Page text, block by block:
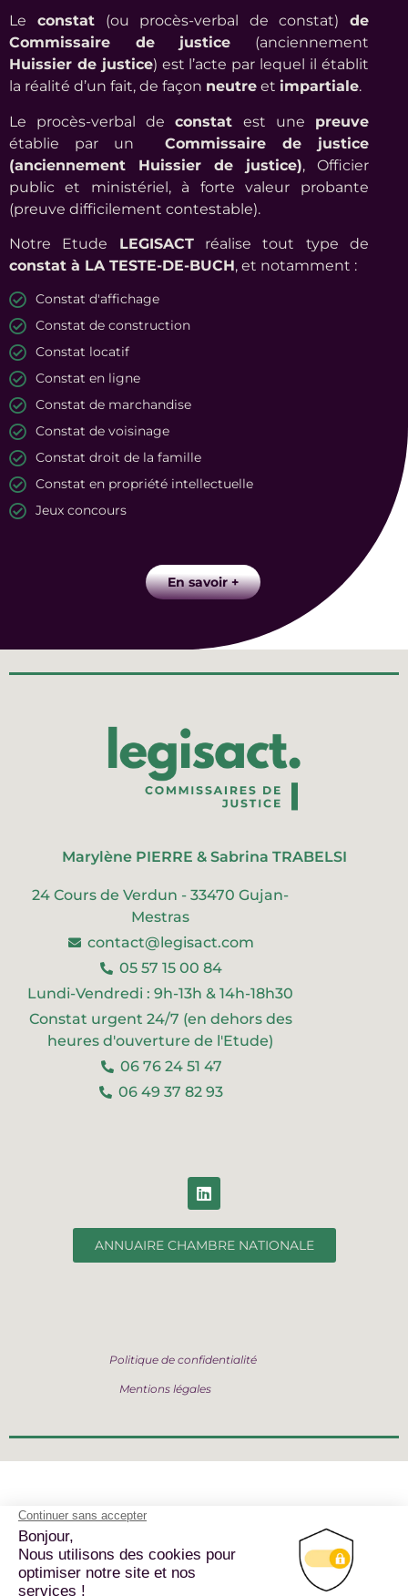
Le constat (ou procès-verbal de constat) de
Commissaire de justice (anciennement
Huissier de justice) est l’acte par lequel il établit
la réalité d’un fait, de façon neutre et impartiale.
Le procès-verbal deconstat est une preuve
établie par un Commissaire de justice
(anciennement Huissier de justice), Officier
public et ministériel, à forte valeur probante
(preuve difficilement contestable).
Notre Etude LEGISACTréalise tout type de
constat à LA TESTE-DE-BUCH, et notamment :
Constat d'affichage
Constat de construction
Constat locatif
Constat en ligne
Constat de marchandise
Constat de voisinage
Constat droit de la famille
Constat en propriété intellectuelle
Jeux concours
En savoir +
Marylène PIERRE & Sabrina TRABELSI
24 Cours de Verdun - 33470 Gujan-
Mestras
contact@legisact.com
05 57 15 00 84
Lundi-Vendredi : 9h-13h & 14h-18h30
Constat urgent 24/7 (en dehors des
heures d'ouverture de l'Etude)
06 76 24 51 47
06 49 37 82 93
ANNUAIRE CHAMBRE NATIONALE
Politique de confidentialité
Mentions légales